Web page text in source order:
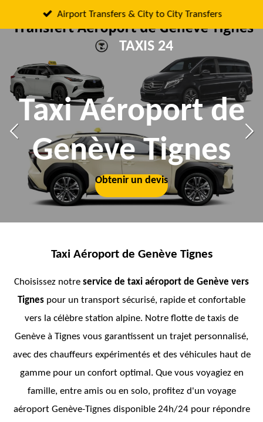
au
principal
TAXIS 24
Airport Transfers & City to City Transfers
Taxi Aéroport de
Genève Tignes
Obtenir un devis
Obtenir un devis
Taxi Aéroport de Genève Tignes
Choisissez notre service de taxi aéroport de Genève vers
Tignes pour un transport sécurisé, rapide et confortable
vers la célèbre station alpine. Notre flotte de taxis de
Genève à Tignes vous garantissent un trajet personnalisé,
avec des chauffeurs expérimentés et des véhicules haut de
gamme pour un confort optimal. Que vous voyagiez en
famille, entre amis ou en solo, profitez d'un voyage
aéroport Genève-Tignes disponible 24h/24 pour répondre